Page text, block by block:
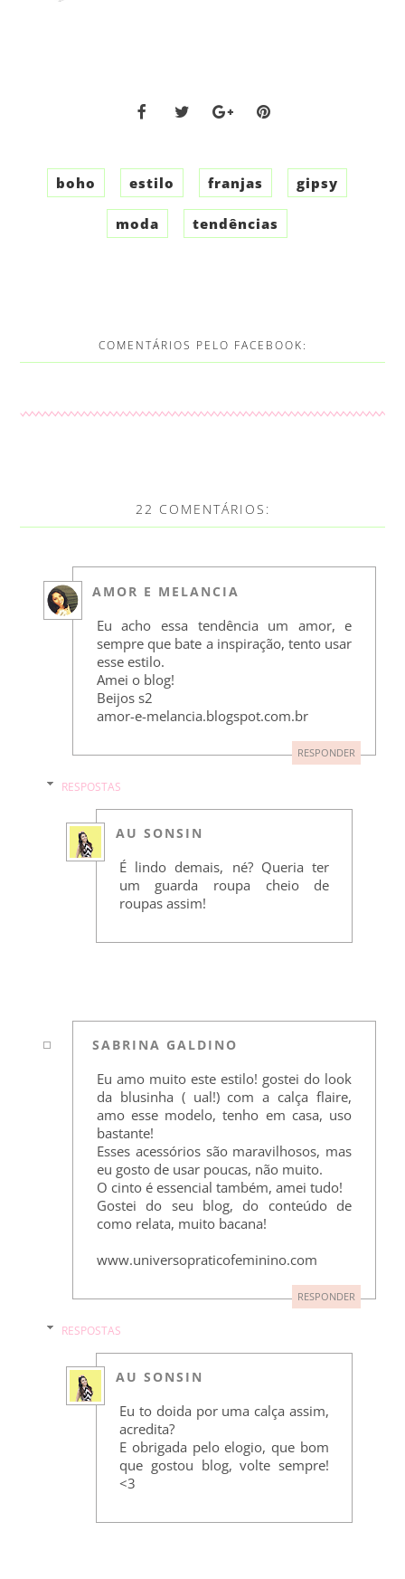
boho estilo franjas gipsy
moda tendências
COMENTÁRIOS PELO FACEBOOK:
22 COMENTÁRIOS:
AMOR E MELANCIA
Eu acho essa tendência um amor, e
sempre que bate a inspiração, tento usar
esse estilo.
Amei o blog!
Beijos s2
amor-e-melancia.blogspot.com.br
RESPONDER
RESPOSTAS
AU SONSIN
É lindo demais, né? Queria ter
um guarda roupa cheio de
roupas assim!
SABRINA GALDINO
Eu amo muito este estilo! gostei do look
da blusinha ( ual!) com a calça flaire,
amo esse modelo, tenho em casa, uso
bastante!
Esses acessórios são maravilhosos, mas
eu gosto de usar poucas, não muito.
O cinto é essencial também, amei tudo!
Gostei do seu blog, do conteúdo de
como relata, muito bacana!
www.universopraticofeminino.com
RESPONDER
RESPOSTAS
AU SONSIN
Eu to doida por uma calça assim,
acredita?
E obrigada pelo elogio, que bom
que gostou blog, volte sempre!
<3